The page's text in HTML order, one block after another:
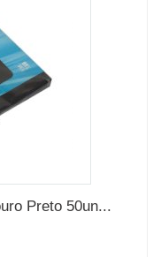
Preto 50un...